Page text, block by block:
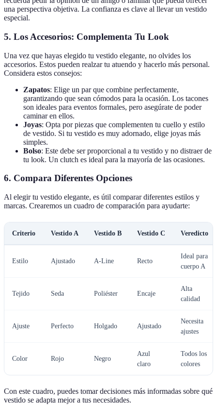
una perspectiva objetiva. La confianza es clave al llevar un vestido
especial.
5. Los Accesorios: Complementa Tu Look
Una vez que hayas elegido tu vestido elegante, no olvides los
accesorios. Estos pueden realzar tu atuendo y hacerlo más personal.
Considera estos consejos:
Zapatos: Elige un par que combine perfectamente,
garantizando que sean cómodos para la ocasión. Los tacones
son ideales para eventos formales, pero asegúrate de poder
caminar en ellos.
Joyas: Opta por piezas que complementen tu cuello y estilo
de vestido. Si tu vestido es muy adornado, elige joyas más
simples.
Bolso: Este debe ser proporcional a tu vestido y no distraer de
tu look. Un clutch es ideal para la mayoría de las ocasiones.
6. Compara Diferentes Opciones
Al elegir tu vestido elegante, es útil comparar diferentes estilos y
marcas. Crearemos un cuadro de comparación para ayudarte:
Criterio Vestido A Vestido B Vestido C Veredicto
Estilo Ajustado A-Line Recto
Ideal para
cuerpo A
Tejido Seda Poliéster Encaje
Alta
calidad
Ajuste Perfecto Holgado Ajustado
Necesita
ajustes
Color Rojo Negro
Azul
claro
Todos los
colores
Con este cuadro, puedes tomar decisiones más informadas sobre qué
vestido se adapta mejor a tus necesidades.